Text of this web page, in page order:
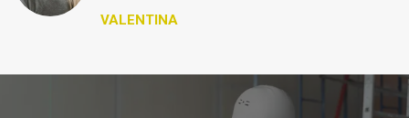
VALENTINA